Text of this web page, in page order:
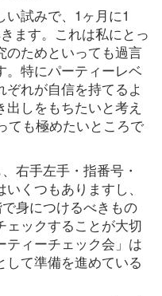
試みで、1ヶ月に1
ます。これは私にとっ
のためといっても過言
。特にパーティーレベ
れが自信を持てるよ
しをもちたいと考え
ても極めたいところで
右手左手・指番号・
くつもありますし、
身につけるべきもの
ェックすることが大切
ティーチェック会」は
て準備を進めている